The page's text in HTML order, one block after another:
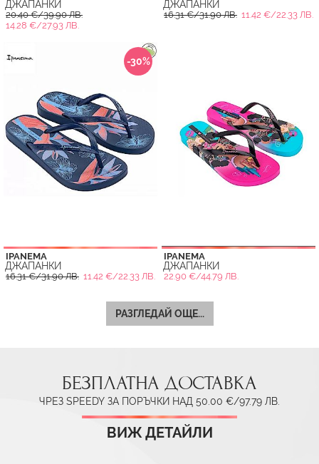
ДЖАПАНКИ
20.40 €/39.90 ЛВ.
14.28 €/27.93 ЛВ.
ДЖАПАНКИ
16.31 €/31.90 ЛВ. 11.42 €/22.33 ЛВ.
-30%
IPANEMA
ДЖАПАНКИ
16.31 €/31.90 ЛВ. 11.42 €/22.33 ЛВ.
IPANEMA
ДЖАПАНКИ
22.90 €/44.79 ЛВ.
РАЗГЛЕДАЙ ОЩЕ...
БЕЗПЛАТНА ДОСТАВКА
ЧРЕЗ SPEEDY ЗА ПОРЪЧКИ НАД 50.00 €/97.79 ЛВ.
ВИЖ ДЕТАЙЛИ